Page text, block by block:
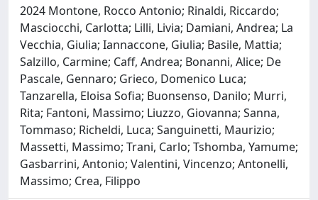
2024 Montone, Rocco Antonio; Rinaldi, Riccardo;
Masciocchi, Carlotta; Lilli, Livia; Damiani, Andrea; La
Vecchia, Giulia; Iannaccone, Giulia; Basile, Mattia;
Salzillo, Carmine; Caff, Andrea; Bonanni, Alice; De
Pascale, Gennaro; Grieco, Domenico Luca;
Tanzarella, Eloisa Sofia; Buonsenso, Danilo; Murri,
Rita; Fantoni, Massimo; Liuzzo, Giovanna; Sanna,
Tommaso; Richeldi, Luca; Sanguinetti, Maurizio;
Massetti, Massimo; Trani, Carlo; Tshomba, Yamume;
Gasbarrini, Antonio; Valentini, Vincenzo; Antonelli,
Massimo; Crea, Filippo